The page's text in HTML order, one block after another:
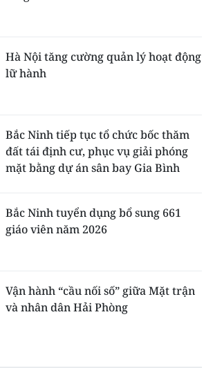
Hà Nội tăng cường quản lý hoạt động
lữ hành
Bắc Ninh tiếp tục tổ chức bốc thăm
đất tái định cư, phục vụ giải phóng
mặt bằng dự án sân bay Gia Bình
Bắc Ninh tuyển dụng bổ sung 661
giáo viên năm 2026
Vận hành “cầu nối số” giữa Mặt trận
và nhân dân Hải Phòng